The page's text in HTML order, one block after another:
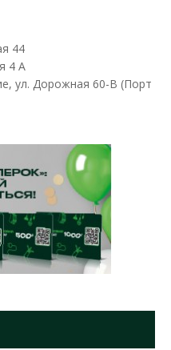
44
4 А
ул. Дорожная 60-В (Порт